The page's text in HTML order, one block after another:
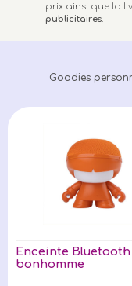
prix ainsi que la
publicitaires.
Goodies
Enceinte Bluetooth
bonhomme